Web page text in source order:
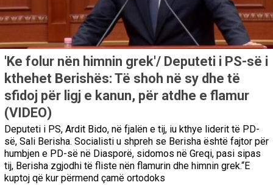
'Ke folur nën himnin grek'/ Deputeti i PS-së i
kthehet Berishës: Të shoh në sy dhe të
sfidoj për ligj e kanun, për atdhe e flamur
(VIDEO)
Deputeti i PS, Ardit Bido, në fjalën e tij, iu kthye liderit të PD-
së, Sali Berisha. Socialisti u shpreh se Berisha është fajtor për
humbjen e PD-së në Diasporë, sidomos në Greqi, pasi sipas
tij, Berisha zgjodhi të fliste nën flamurin dhe himnin grek.“E
kuptoj që kur përmend çamë ortodoks